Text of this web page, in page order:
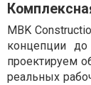
MBK
концепции до
проектируем
реальных